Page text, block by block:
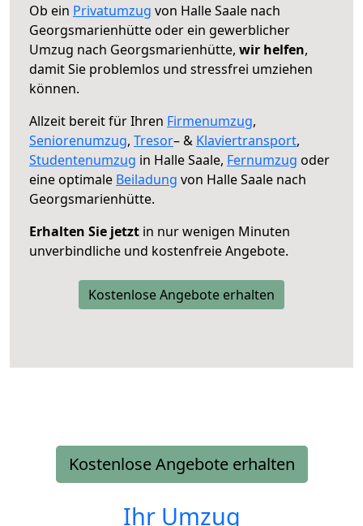
Ob ein Privatumzug von Halle Saale nach
Georgsmarienhütte oder ein gewerblicher
Umzug nach Georgsmarienhütte, wir helfen,
damit Sie problemlos und stressfrei umziehen
können.
Allzeit bereit für Ihren Firmenumzug,
Seniorenumzug, Tresor– & Klaviertransport,
Studentenumzug in Halle Saale, Fernumzug oder
eine optimale Beiladung von Halle Saale nach
Georgsmarienhütte.
Erhalten Sie jetzt in nur wenigen Minuten
unverbindliche und kostenfreie Angebote.
Kostenlose Angebote erhalten
Kostenlose Angebote erhalten
Ihr Umzug